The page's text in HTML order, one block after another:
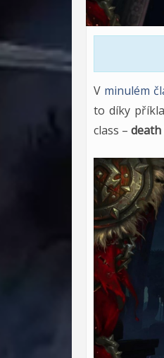
V minulém
to díky
class –